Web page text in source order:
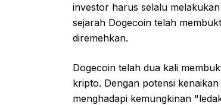
investor harus selalu
sejarah Dogecoin telah
diremehkan.
Dogecoin telah dua kali
kripto. Dengan potensi
menghadapi kemungkinan